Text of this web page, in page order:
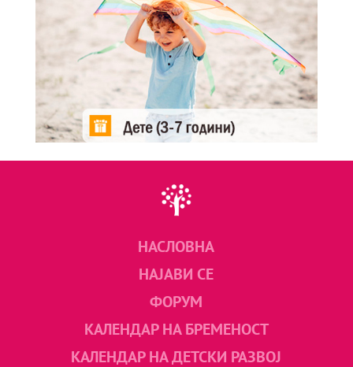
НАСЛОВНА
НАЈАВИ СЕ
ФОРУМ
КАЛЕНДАР НА БРЕМЕНОСТ
КАЛЕНДАР НА ДЕТСКИ РАЗВОЈ